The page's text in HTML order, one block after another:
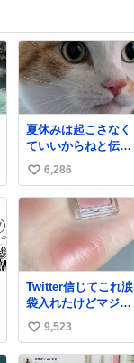
夏休みは起こさなく
ていいからねと伝え
てるのに無視。
い
い
ね
6,286
Twitter信じてこれ涙
袋入れたけどマジで
盛れた…ありがと
う…
い
い
9,523